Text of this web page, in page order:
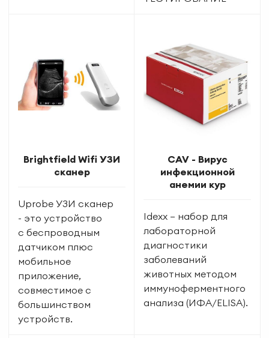
Brightfield Wifi УЗИ
сканер
Uprobe УЗИ сканер
- это устройство
с беспроводным
датчиком плюс
мобильное
приложение,
совместимое с
большинством
устройств.
CAV - Вирус
инфекционной
анемии кур
Idexx — набор для
лабораторной
диагностики
заболеваний
животных методом
иммуноферментного
анализа (ИФА/ELISA).